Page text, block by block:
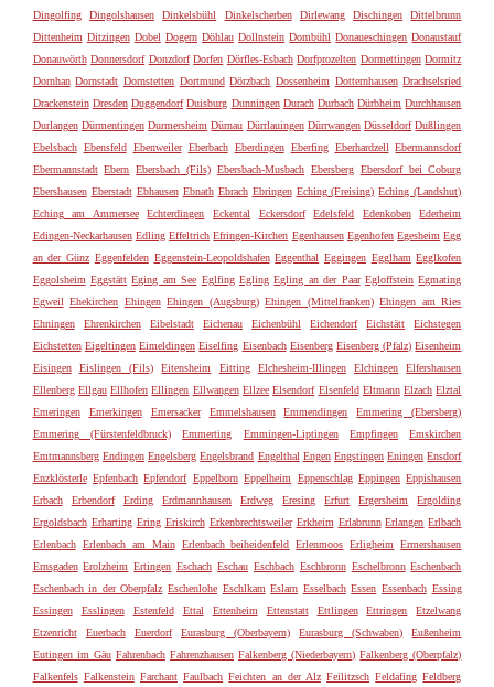
Dingolfing
Dingolshausen Dinkelsbühl Dinkelscherben Dirlewang Dischingen
Dittelbrunn
Dittenheim Ditzingen Dobel Dogern Döhlau Dollnstein Dombühl Donaueschingen Donaustauf
Donauwörth Donnersdorf Donzdorf Dorfen Dörfles-Esbach Dorfprozelten Dormettingen Dormitz
Dornhan Dornstadt Dornstetten Dortmund Dörzbach Dossenheim Dotternhausen Drachselsried
Drackenstein Dresden Duggendorf Duisburg Dunningen Durach Durbach Dürbheim Durchhausen
Durlangen Dürmentingen Durmersheim Dürnau Dürrlauingen Dürrwangen Düsseldorf Dußlingen
Ebelsbach Ebensfeld Ebenweiler Eberbach Eberdingen Eberfing Eberhardzell Ebermannsdorf
Ebermannstadt Ebern Ebersbach (Fils) Ebersbach-Musbach Ebersberg Ebersdorf bei Coburg
Ebershausen Eberstadt Ebhausen Ebnath Ebrach Ebringen Eching (Freising) Eching (Landshut)
Eching am Ammersee
Echterdingen Eckental Eckersdorf Edelsfeld Edenkoben
Ederheim
Edingen-Neckarhausen Edling Effeltrich Efringen-Kirchen Egenhausen Egenhofen Egesheim Egg
an der Günz Eggenfelden Eggenstein-Leopoldshafen Eggenthal Eggingen Egglham Egglkofen
Eggolsheim Eggstätt Eging am See Eglfing Egling Egling an der Paar Egloffstein Egmating
Egweil Ehekirchen Ehingen Ehingen (Augsburg) Ehingen (Mittelfranken) Ehingen am Ries
Ehningen
Ehrenkirchen Eibelstadt Eichenau Eichenbühl Eichendorf Eichstätt
Eichstegen
Eichstetten Eigeltingen Eimeldingen Eiselfing Eisenbach Eisenberg Eisenberg (Pfalz) Eisenheim
Eisingen
Eislingen (Fils) Eitensheim Eitting Elchesheim-Illingen Elchingen
Elfershausen
Ellenberg Ellgau Ellhofen Ellingen Ellwangen Ellzee Elsendorf Elsenfeld Eltmann Elzach Elztal
Emeringen
Emerkingen Emersacker Emmelshausen Emmendingen
Emmering (Ebersberg)
Emmering (Fürstenfeldbruck)
Emmerting Emmingen-Liptingen Empfingen
Emskirchen
Emtmannsberg Endingen Engelsberg Engelsbrand Engelthal Engen Engstingen Eningen Ensdorf
Enzklösterle Epfenbach Epfendorf Eppelborn Eppelheim Eppenschlag Eppingen Eppishausen
Erbach
Erbendorf Erding Erdmannhausen Erdweg Eresing Erfurt Ergersheim
Ergolding
Ergoldsbach Erharting Ering Eriskirch Erkenbrechtsweiler Erkheim Erlabrunn Erlangen Erlbach
Erlenbach Erlenbach am Main Erlenbach beiheidenfeld Erlenmoos Erligheim
Ermershausen
Ernsgaden Erolzheim Ertingen Eschach Eschau Eschbach Eschbronn Eschelbronn Eschenbach
Eschenbach in der Oberpfalz Eschenlohe Eschlkam Eslarn Esselbach Essen Essenbach Essing
Essingen
Esslingen Estenfeld Ettal Ettenheim Ettenstatt Ettlingen Ettringen
Etzelwang
Etzenricht
Euerbach Euerdorf Eurasburg (Oberbayern) Eurasburg (Schwaben)
Eußenheim
Eutingen im Gäu Fahrenbach Fahrenzhausen Falkenberg (Niederbayern) Falkenberg (Oberpfalz)
Falkenfels Falkenstein Farchant Faulbach Feichten an der Alz Feilitzsch Feldafing Feldberg